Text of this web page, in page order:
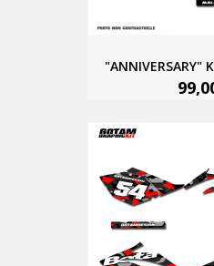
"ANNIVERSARY"